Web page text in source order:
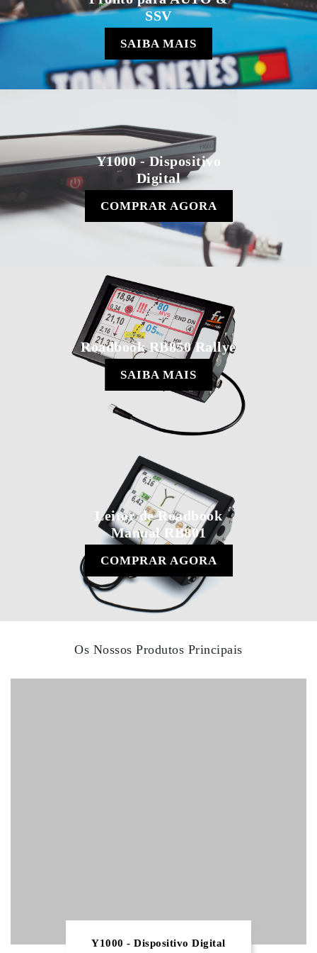
SSV
SAIBA MAIS
Y1000 - Dispositivo
Digital
COMPRAR AGORA
Roadbook RB850 Rallye
SAIBA MAIS
Leitor de Roadbook
Manual RB801
COMPRAR AGORA
Os Nossos Produtos Principais
Y1000 - Dispositivo Digital